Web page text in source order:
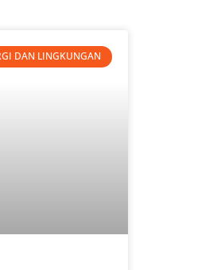
DAN LINGKUNGAN